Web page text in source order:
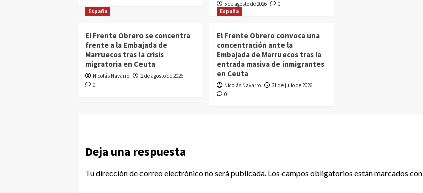
5 de agosto de 2026
0
España
El Frente Obrero se concentra
frente a la Embajada de
Marruecos tras la crisis
migratoria en Ceuta
Nicolás Navarro
2 de agosto de 2026
0
España
El Frente Obrero convoca una
concentración ante la
Embajada de Marruecos tras la
entrada masiva de inmigrantes
en Ceuta
Nicolás Navarro
31 de julio de 2026
0
Deja una respuesta
Tu dirección de correo electrónico no será publicada. Los campos obligatorios están marcados con